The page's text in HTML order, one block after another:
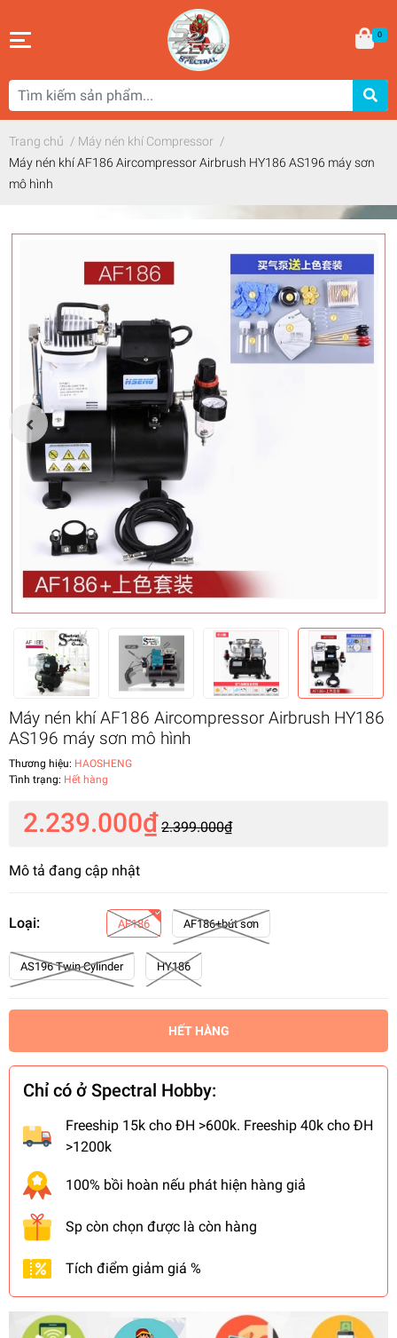
0
Trang chủ / Máy nén khí Compressor /
Máy nén khí AF186 Aircompressor Airbrush HY186 AS196 máy sơn
mô hình
Máy nén khí AF186 Aircompressor Airbrush HY186
AS196 máy sơn mô hình
Thương hiệu: HAOSHENG
Tình trạng: Hết hàng
2.239.000₫ 2.399.000₫
Mô tả đang cập nhật
Loại: AF186 AF186+bút sơn
AS196 Twin Cylinder HY186
HẾT HÀNG
Chỉ có ở Spectral Hobby:
Freeship 15k cho ĐH >600k. Freeship 40k cho ĐH
>1200k
100% bồi hoàn nếu phát hiện hàng giả
Sp còn chọn được là còn hàng
Tích điểm giảm giá %